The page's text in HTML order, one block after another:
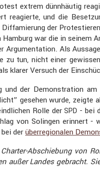
extrem dünnhäutig
und die
Diffa­mie­rung der
war die in
Als
tun, nicht einer
klarer Versuch der
und der Demons­tra­tion
gesehen wurde,
Rolle derSPD - bei
von Solingen
derüberre­gio­nalen
Abschie­bung von
Landes gebracht.